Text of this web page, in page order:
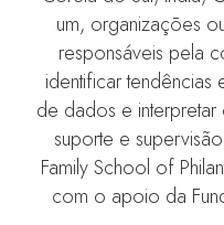
um, organizações
responsáveis pela
identificar
de dados e
suporte e
Family School of
com o apoio da